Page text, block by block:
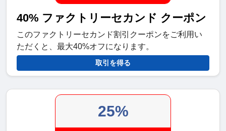
40% ファクトリーセカンド クーポン
このファクトリーセカンド割引クーポンをご利用い
ただくと、最大40%オフになります。
取引を得る
25%